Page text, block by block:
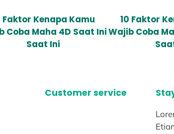
Faktor Kenapa Kamu
Coba Maha 4D Saat Ini
Saat Ini
10 Faktor
Wajib Coba
Customer service